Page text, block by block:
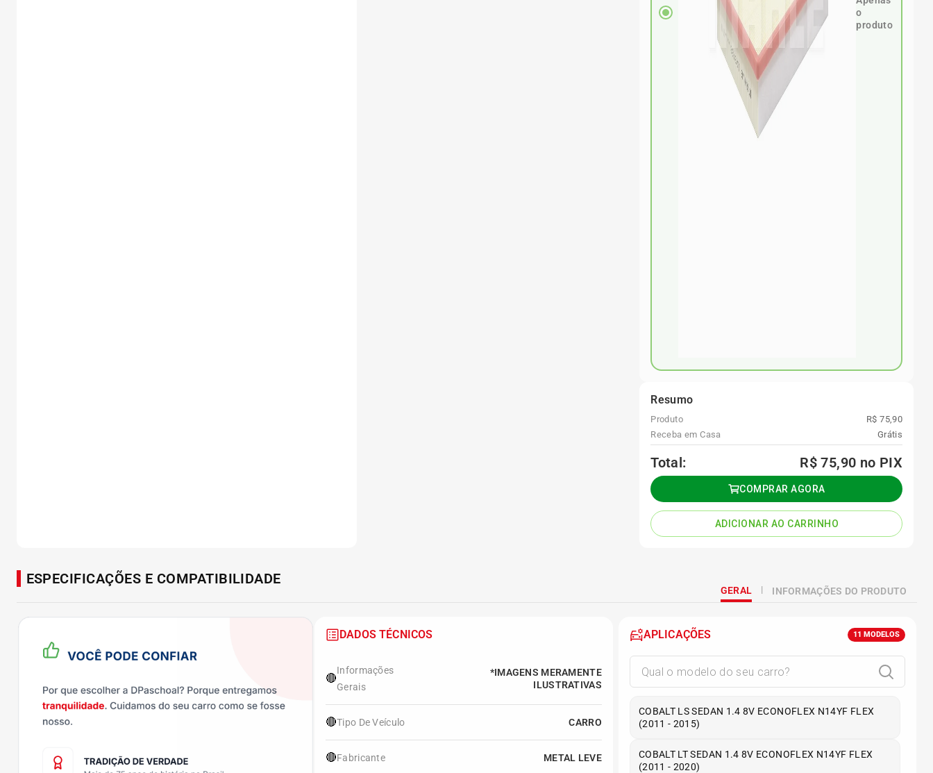
o
produto
Resumo
Produto
R$ 75,90
Receba em Casa
Grátis
Total: R$ 75,90 no PIX
COMPRAR AGORA
ADICIONAR AO CARRINHO
ESPECIFICAÇÕES E COMPATIBILIDADE
GERAL INFORMAÇÕES DO PRODUTO
DADOS TÉCNICOS
🔴
Informações
Gerais
*IMAGENS MERAMENTE
ILUSTRATIVAS
🔴Tipo De Veículo CARRO
🔴Fabricante METAL LEVE
APLICAÇÕES 11 MODELOS
COBALT LS SEDAN 1.4 8V ECONOFLEX N14YF FLEX
(2011 - 2015)
COBALT LT SEDAN 1.4 8V ECONOFLEX N14YF FLEX
(2011 - 2020)